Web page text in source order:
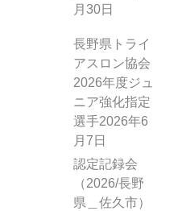
月30日
長野県トライ
アスロン協会
2026年度ジュ
ニア強化指定
選手2026年6
月7日
認定記録会
（2026/長野
県＿佐久市）